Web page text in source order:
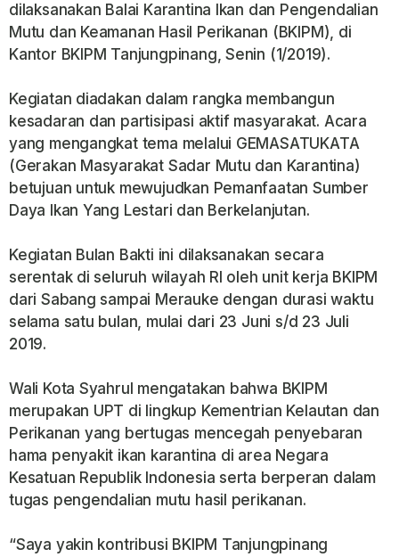
dilaksanakan Balai Karantina Ikan dan Pengendalian
Mutu dan Keamanan Hasil Perikanan (BKIPM), di
Kantor BKIPM Tanjungpinang, Senin (1/2019).
Kegiatan diadakan dalam rangka membangun
kesadaran dan partisipasi aktif masyarakat. Acara
yang mengangkat tema melalui GEMASATUKATA
(Gerakan Masyarakat Sadar Mutu dan Karantina)
betujuan untuk mewujudkan Pemanfaatan Sumber
Daya Ikan Yang Lestari dan Berkelanjutan.
Kegiatan Bulan Bakti ini dilaksanakan secara
serentak di seluruh wilayah RI oleh unit kerja BKIPM
dari Sabang sampai Merauke dengan durasi waktu
selama satu bulan, mulai dari 23 Juni s/d 23 Juli
2019.
Wali Kota Syahrul mengatakan bahwa BKIPM
merupakan UPT di lingkup Kementrian Kelautan dan
Perikanan yang bertugas mencegah penyebaran
hama penyakit ikan karantina di area Negara
Kesatuan Republik Indonesia serta berperan dalam
tugas pengendalian mutu hasil perikanan.
“Saya yakin kontribusi BKIPM Tanjungpinang